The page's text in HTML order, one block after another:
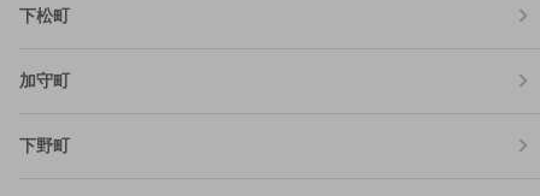
下松町
加守町
下野町